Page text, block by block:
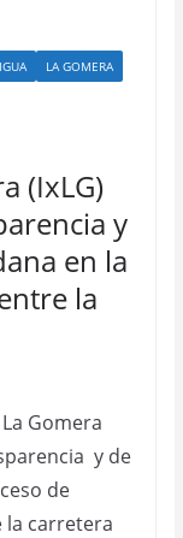
LA GOMERA
(IxLG)
y
en la
la
Gomera
y de
de
la carretera